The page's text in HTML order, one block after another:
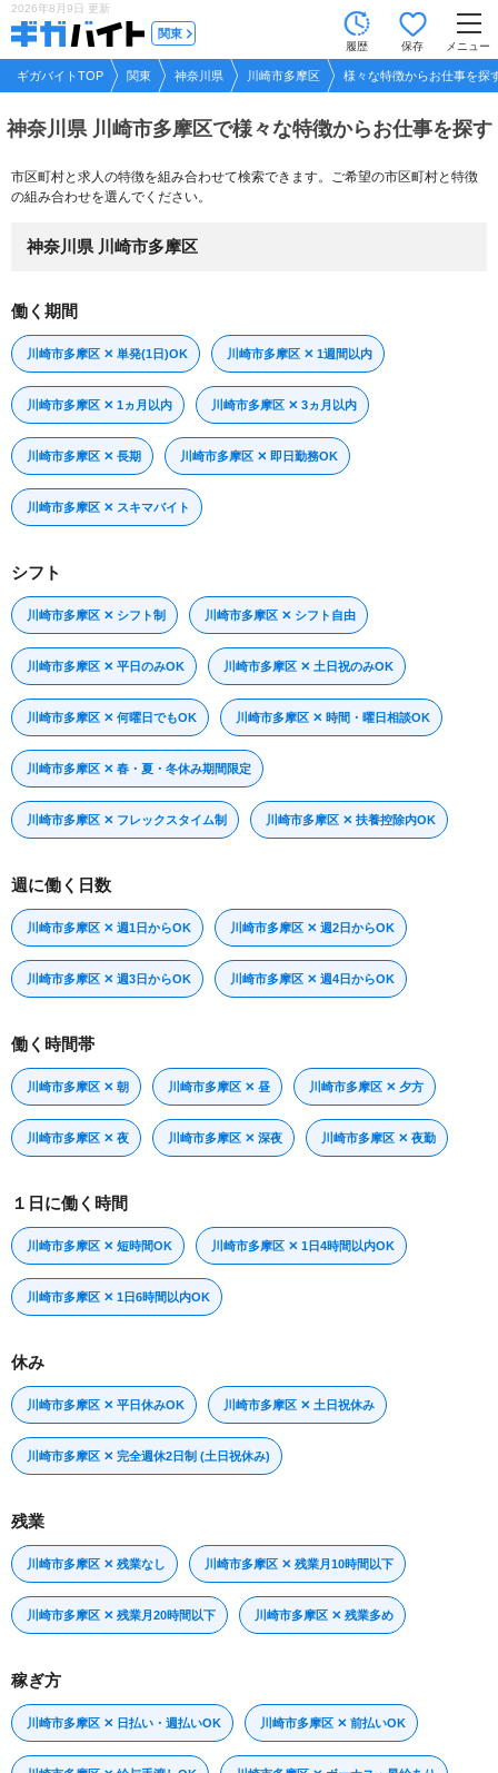
2026年8月9日 更新
関東
履歴 保存 メニュー
ギガバイトTOP 関東 神奈川県 川崎市多摩区 様々な特徴からお仕事を探
神奈川県 川崎市多摩区で様々な特徴からお仕事を探す
市区町村と求人の特徴を組み合わせて検索できます。ご希望の市区町村と特徴
の組み合わせを選んでください。
神奈川県 川崎市多摩区
働く期間
川崎市多摩区 ✕ 単発(1日)OK 川崎市多摩区 ✕ 1週間以内
川崎市多摩区 ✕ 1ヵ月以内 川崎市多摩区 ✕ 3ヵ月以内
川崎市多摩区 ✕ 長期 川崎市多摩区 ✕ 即日勤務OK
川崎市多摩区 ✕ スキマバイト
シフト
川崎市多摩区 ✕ シフト制 川崎市多摩区 ✕ シフト自由
川崎市多摩区 ✕ 平日のみOK 川崎市多摩区 ✕ 土日祝のみOK
川崎市多摩区 ✕ 何曜日でもOK 川崎市多摩区 ✕ 時間・曜日相談OK
川崎市多摩区 ✕ 春・夏・冬休み期間限定
川崎市多摩区 ✕ フレックスタイム制 川崎市多摩区 ✕ 扶養控除内OK
週に働く日数
川崎市多摩区 ✕ 週1日からOK 川崎市多摩区 ✕ 週2日からOK
川崎市多摩区 ✕ 週3日からOK 川崎市多摩区 ✕ 週4日からOK
働く時間帯
川崎市多摩区 ✕ 朝 川崎市多摩区 ✕ 昼 川崎市多摩区 ✕ 夕方
川崎市多摩区 ✕ 夜 川崎市多摩区 ✕ 深夜 川崎市多摩区 ✕ 夜勤
１日に働く時間
川崎市多摩区 ✕ 短時間OK 川崎市多摩区 ✕ 1日4時間以内OK
川崎市多摩区 ✕ 1日6時間以内OK
休み
川崎市多摩区 ✕ 平日休みOK 川崎市多摩区 ✕ 土日祝休み
川崎市多摩区 ✕ 完全週休2日制 (土日祝休み)
残業
川崎市多摩区 ✕ 残業なし 川崎市多摩区 ✕ 残業月10時間以下
川崎市多摩区 ✕ 残業月20時間以下 川崎市多摩区 ✕ 残業多め
稼ぎ方
川崎市多摩区 ✕ 日払い・週払いOK 川崎市多摩区 ✕ 前払いOK